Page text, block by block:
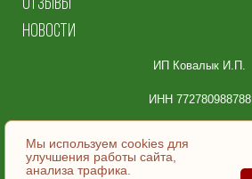
НОВОСТИ
ИП Ковалык И.П.
ИНН 772780988788
105064, Москва
Мы используем cookies для
улучшения работы сайта,
анализа трафика.